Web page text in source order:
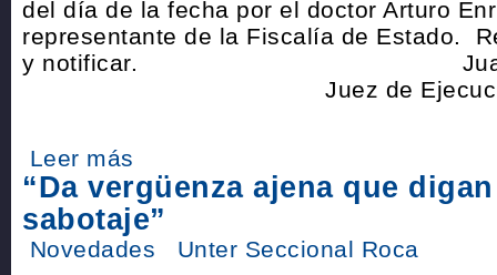
del día de la fecha por el doctor Arturo
representante de la Fiscalía de Estado.
y notificar. Juan
Juez de Ejecución
Leer más
“Da vergüenza ajena que
sabotaje”
Novedades
Unter Seccional Roca